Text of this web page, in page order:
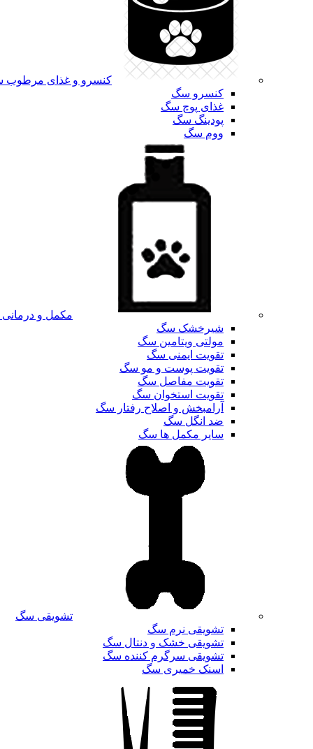
کنسرو و غذای
کنسرو سگ
غذای پوچ سگ
پودینگ سگ
ووم سگ
مکمل و
شیرخشک سگ
مولتی ویتامین سگ
تقویت ایمنی سگ
تقویت پوست و مو سگ
تقویت مفاصل سگ
تقویت استخوان سگ
آرامبخش و اصلاح رفتار سگ
ضد انگل سگ
سایر مکمل ها سگ
تشویقی سگ
تشویقی نرم سگ
تشویقی خشک و دنتال سگ
تشویقی سرگرم کننده سگ
اسنک خمیری سگ